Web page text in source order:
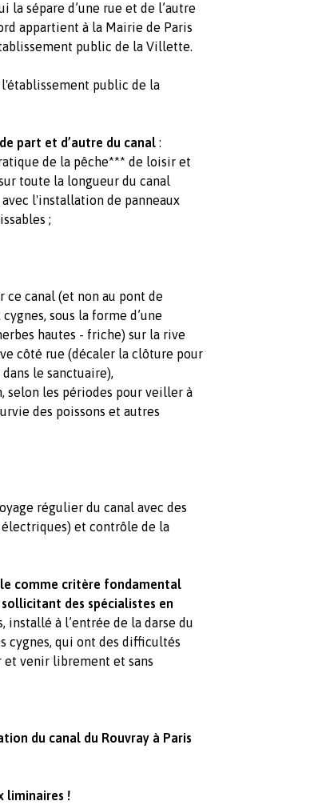
la sépare d’une rue et de l’autre
appartient à la Mairie de Paris
public de la Villette.
l'établissement public de la
part et d’autre du canal :
de la pêche*** de loisir et
toute la longueur du canal
l'installation de panneaux
;
ce canal (et non au pont de
sous la forme d’une
hautes - friche) sur la rive
côté rue (décaler la clôture pour
le sanctuaire),
selon les périodes pour veiller à
des poissons et autres
régulier du canal avec des
électriques) et contrôle de la
comme critère fondamental
sollicitant des spécialistes en
installé à l’entrée de la darse du
cygnes, qui ont des difficultés
et venir librement et sans
du canal du Rouvray à Paris
liminaires !